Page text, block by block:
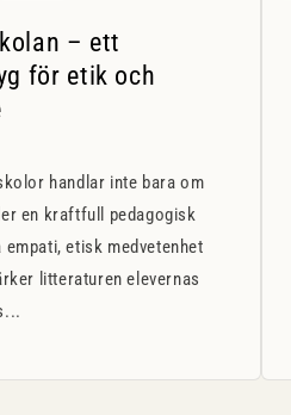
– ett
för etik och
handlar inte bara om
en kraftfull pedagogisk
etisk medvetenhet
litteraturen elevernas